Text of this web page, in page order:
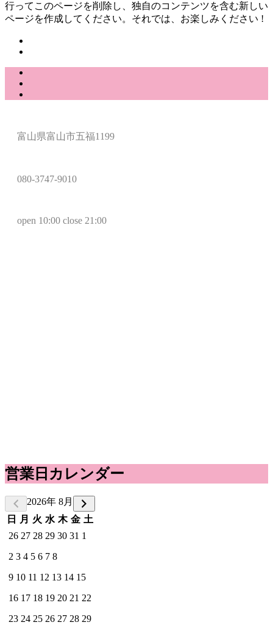
行ってこのページを削除し、独自のコンテンツを含む新しい
ページを作成してください。それでは、お楽しみください !
富山県富山市五福1199
080-3747-9010
open 10:00 close 21:00
営業日カレンダー
2026年 8月
日
月 火 水 木 金 土
26 27 28 29 30 31 1
2 3 4 5 6 7 8
9 10 11 12 13 14 15
16 17 18 19 20 21 22
23 24 25 26 27 28 29